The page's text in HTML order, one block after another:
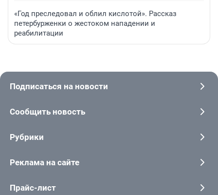
«Год преследовал и облил кислотой». Рассказ
петербурженки о жестоком нападении и
реабилитации
Подписаться на новости
Сообщить новость
Рубрики
Реклама на сайте
Прайс-лист